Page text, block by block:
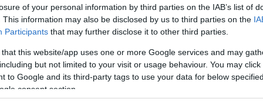
of your personal information by third parties on the IAB’s list of
This information may also be disclosed by us to third parties on the
Participants that may further disclose it to other third parties.
that this website/app uses one or more Google services and may
but not limited to your visit or usage behaviour. You may
to Google and its third-party tags to use your data for below
consent section.
két fő területet fed le:
Támadó rendszerek: precíziós, nagy
típusú pilóta nélküli légi járművet (UAV-k),
drónokat hírszerzési és támadó feladatokra.